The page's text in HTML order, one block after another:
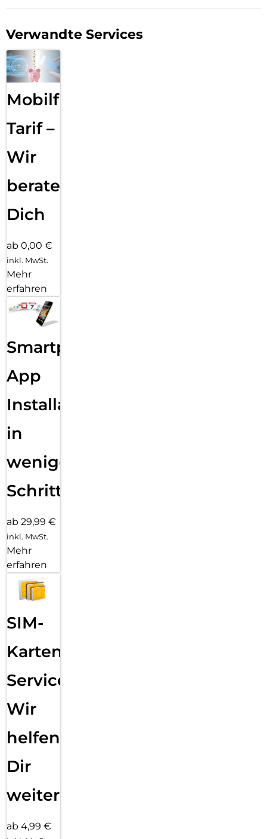
Verwandte Services
Mobilfunk
Tarif –
Wir
beraten
Dich
ab 0,00 €
inkl. MwSt.
Mehr
erfahren
Smartphone
App
Installation
in
wenigen
Schritten
ab 29,99 €
inkl. MwSt.
Mehr
erfahren
SIM-
Karten
Service:
Wir
helfen
Dir
weiter
ab 4,99 €